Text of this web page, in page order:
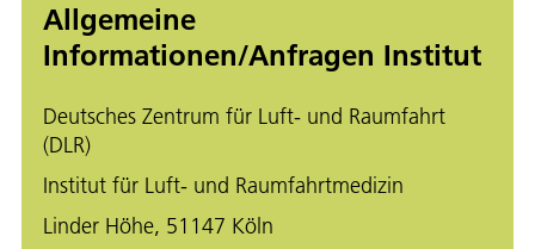
Allgemeine
Informationen/Anfragen Institut
Deutsches Zentrum für Luft- und Raumfahrt
(DLR)
Institut für Luft- und Raumfahrtmedizin
Linder Höhe, 51147 Köln